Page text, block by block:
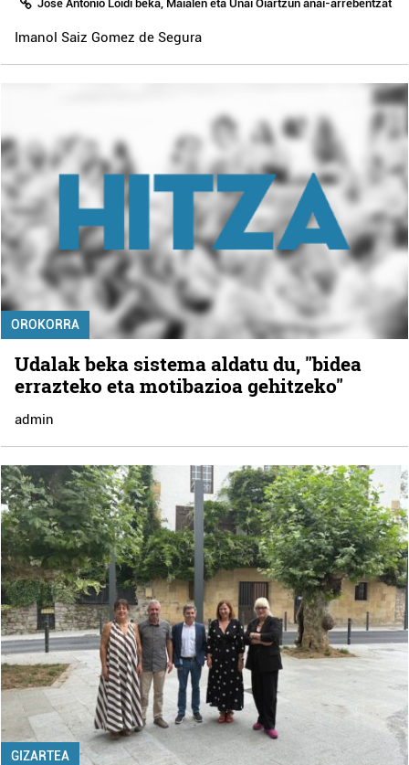
Jose Antonio Loidi beka, Maialen eta Unai Oiartzun anai-arrebentzat
Imanol Saiz Gomez de Segura
OROKORRA
Udalak beka sistema aldatu du, "bidea
errazteko eta motibazioa gehitzeko"
admin
GIZARTEA